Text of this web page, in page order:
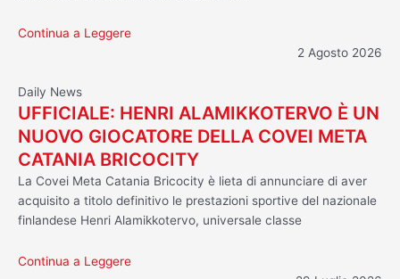
Continua a Leggere
2 Agosto 2026
Daily News
UFFICIALE: HENRI ALAMIKKOTERVO È UN
NUOVO GIOCATORE DELLA COVEI META
CATANIA BRICOCITY
La Covei Meta Catania Bricocity è lieta di annunciare di aver
acquisito a titolo definitivo le prestazioni sportive del nazionale
finlandese Henri Alamikkotervo, universale classe
Continua a Leggere